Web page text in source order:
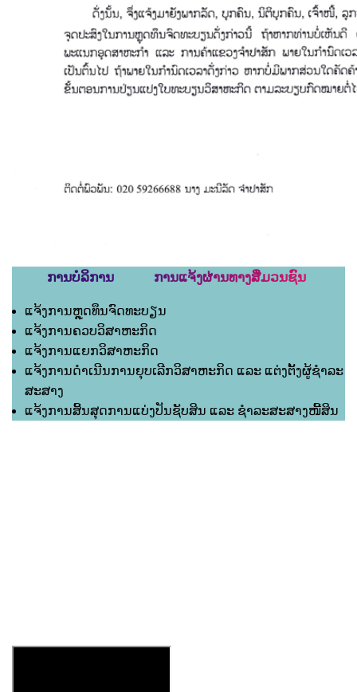
ການບໍລິການ ການແຈ້ງຜ່ານທາງສື່ມວນຊົນ
ແຈ້ງການຫຼຸດທຶນຈົດທະບຽນ
ແຈ້ງການຄວບວິສາຫະກິດ
ແຈ້ງການແຍກວິສາຫະກິດ
ແຈ້ງການດຳເນີນການຍຸບເລີກວິສາຫະກິດ ແລະ ແຕ່ງຕັ້ງຜູ້ຊຳລະ
ສະສາງ
ແຈ້ງການສິ້ນສຸດການແບ່ງປັນຊັບສິນ ແລະ ຊຳລະສະສາງໜີ້ສິນ